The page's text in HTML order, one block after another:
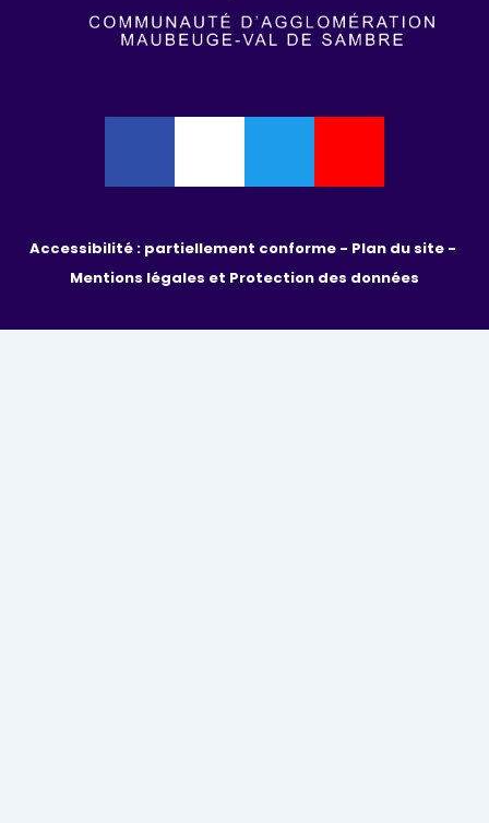
Accessibilité : partiellement conforme -
Mentions légales et Protection des données